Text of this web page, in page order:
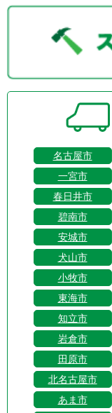
名古屋市
一宮市
春日井市
碧南市
安城市
犬山市
小牧市
東海市
知立市
岩倉市
田原市
北名古屋市
あま市